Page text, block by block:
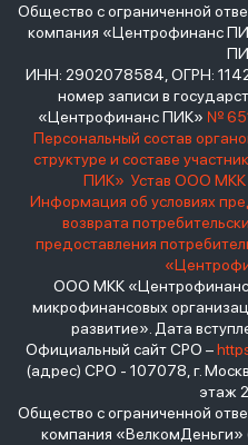
Общество с ограниченной
компания «Центрофинанс
ИНН: 2902078584, ОГРН:
номер записи в
«Центрофинанс ПИК» №
Персональный состав
структуре и составе
ПИК» Устав ООО
Информация об условиях
возврата
предоставления
ООО МКК
микрофинансовых
развитие». Дата
Официальный сайт СРО –
(адрес) СРО - 107078, г.
этаж
Общество с ограниченной
компания